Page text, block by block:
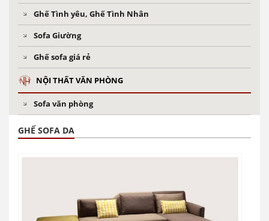
Ghế Tình yêu, Ghế Tình Nhân
Sofa Giường
Ghế sofa giá rẻ
NỘI THẤT VĂN PHÒNG
Sofa văn phòng
GHẾ SOFA DA